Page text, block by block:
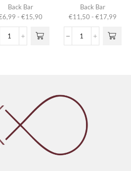
Almond
Back Bar
6,99 - €15,90Prijsklasse:
tot
Nº01
heeft
meerdere
Deze optie
Back Bar
€11,50 - €17,99
tot
Nº05
heeft
meerdere
Deze optie